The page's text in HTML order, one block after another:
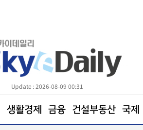
Update : 2026-08-09 00:31
생활경제 금융 건설부동산 국제